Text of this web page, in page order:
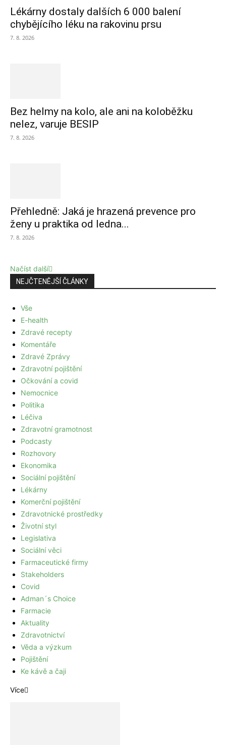
Lékárny dostaly dalších 6 000 balení
chybějícího léku na rakovinu prsu
7. 8. 2026
Bez helmy na kolo, ale ani na koloběžku
nelez, varuje BESIP
7. 8. 2026
Přehledně: Jaká je hrazená prevence pro
ženy u praktika od ledna...
7. 8. 2026
Načíst další
NEJČTENĚJŠÍ ČLÁNKY
Vše
E-health
Zdravé recepty
Komentáře
Zdravé Zprávy
Zdravotní pojištění
Očkování a covid
Nemocnice
Politika
Léčiva
Zdravotní gramotnost
Podcasty
Rozhovory
Ekonomika
Sociální pojištění
Lékárny
Komerční pojištění
Zdravotnické prostředky
Životní styl
Legislativa
Sociální věci
Farmaceutické firmy
Stakeholders
Covid
Adman´s Choice
Farmacie
Aktuality
Zdravotnictví
Věda a výzkum
Pojištění
Ke kávě a čaji
Více